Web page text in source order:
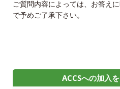
ご質問内容によっては、お答え
で予めご了承下さい。
ACCSへの加入